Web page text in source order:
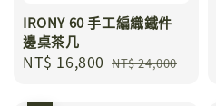
IRONY 60 手工編織鐵件
邊桌茶几
Sale
NT$ 16,800 Regular
NT$ 24,000